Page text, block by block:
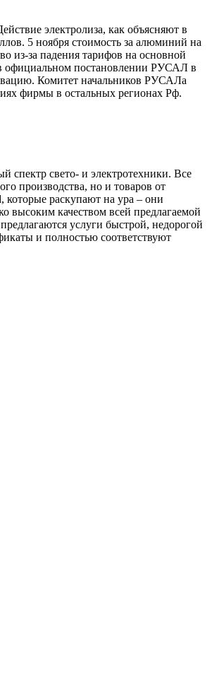
электролиза, как объясняют в
5 ноября стоимость за алюминий на
из-за падения тарифов на основной
официальном постановлении РУСАЛ в
Комитет начальников РУСАЛа
фирмы в остальных регионах Рф.
спектр свето- и электротехники. Все
производства, но и товаров от
которые раскупают на ура – они
высоким качеством всей предлагаемой
услуги быстрой, недорогой
и полностью соответствуют